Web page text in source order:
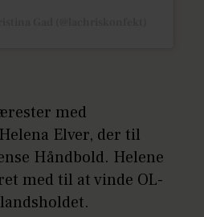
med
Elver, der til
Håndbold. Helene
med til at vinde OL-